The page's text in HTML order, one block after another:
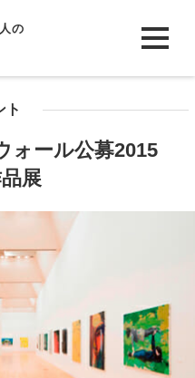
の
ト
ォール公募2015
展